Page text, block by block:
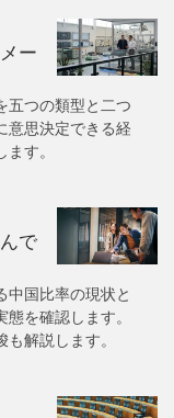
ー
五つの類型と二つ
意思決定できる経
す。
で
中国比率の現状と
を確認します。
解説します。